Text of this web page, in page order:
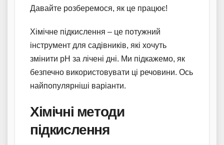
Давайте розберемося, як це працює!
Хімічне підкислення – це потужний
інструмент для садівників, які хочуть
змінити pH за лічені дні. Ми підкажемо, як
безпечно використовувати ці речовини. Ось
найпопулярніші варіанти.
Хімічні методи
підкислення